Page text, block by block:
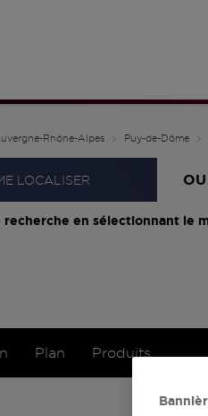
Rhône-Alpes Puy-de-Dôme
LOCALISER OU
en sélectionnant le
Plan Produits